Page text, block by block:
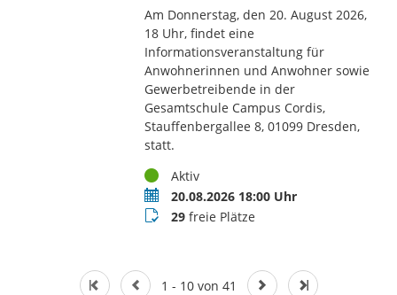
Am Donnerstag, den 20. August 2026,
18 Uhr, findet eine
Informationsveranstaltung für
Anwohnerinnen und Anwohner sowie
Gewerbetreibende in der
Gesamtschule Campus Cordis,
Stauffenbergallee 8, 01099 Dresden,
statt.
StatusAktiv
Termin20.08.2026 18:00 Uhr
Buchungsstatus
29freie Plätze
1 - 10 von 41